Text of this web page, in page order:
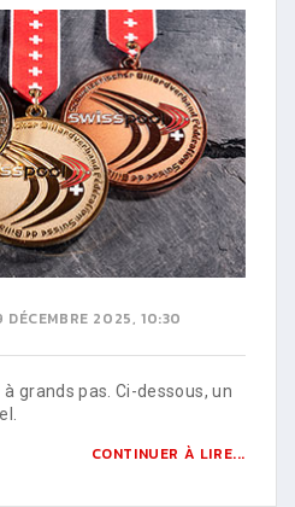
DÉCEMBRE 2025, 10:30
grands pas. Ci-dessous, un
CONTINUER À LIRE...